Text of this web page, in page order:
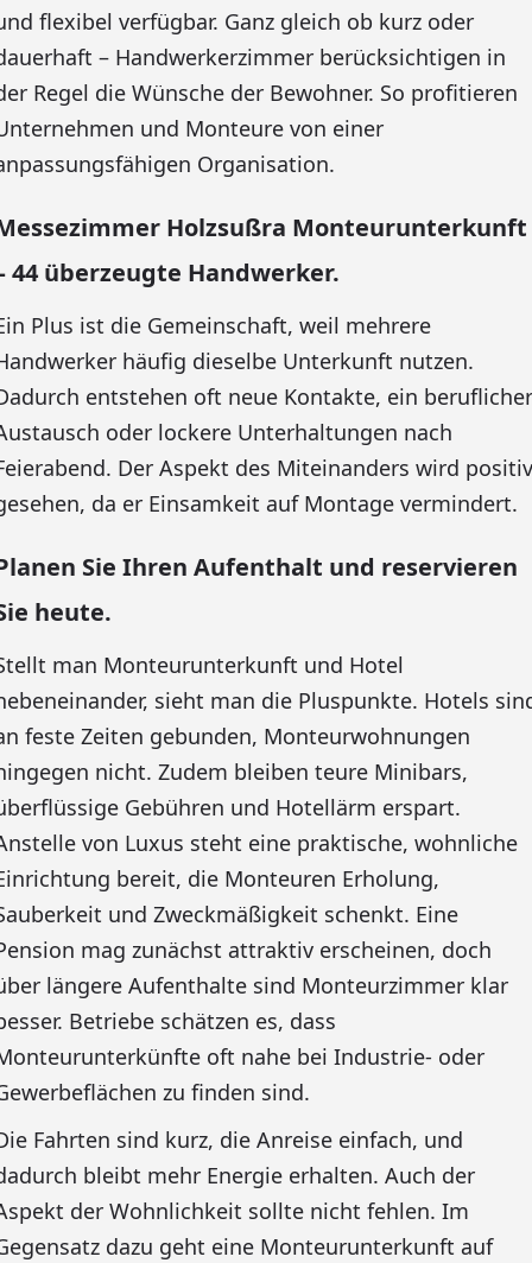
flexibel verfügbar. Ganz gleich ob kurz oder
– Handwerkerzimmer berücksichtigen in
Regel die Wünsche der Bewohner. So profitieren
und Monteure von einer
Organisation.
Holzsußra Monteurunterkunft
44 überzeugte Handwerker.
Plus ist die Gemeinschaft, weil mehrere
häufig dieselbe Unterkunft nutzen.
entstehen oft neue Kontakte, ein beruflicher
oder lockere Unterhaltungen nach
Der Aspekt des Miteinanders wird positiv
da er Einsamkeit auf Montage vermindert.
Sie Ihren Aufenthalt und reservieren
heute.
man Monteurunterkunft und Hotel
sieht man die Pluspunkte. Hotels
feste Zeiten gebunden, Monteurwohnungen
nicht. Zudem bleiben teure Minibars,
Gebühren und Hotellärm erspart.
von Luxus steht eine praktische, wohnliche
bereit, die Monteuren Erholung,
und Zweckmäßigkeit schenkt. Eine
mag zunächst attraktiv erscheinen, doch
längere Aufenthalte sind Monteurzimmer klar
Betriebe schätzen es, dass
oft nahe bei Industrie- oder
zu finden sind.
Fahrten sind kurz, die Anreise einfach, und
bleibt mehr Energie erhalten. Auch der
der Wohnlichkeit sollte nicht fehlen. Im
dazu geht eine Monteurunterkunft auf